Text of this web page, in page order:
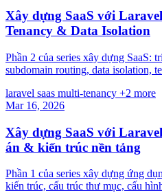
Xây dựng SaaS với
Tenancy & Data Isolation
Phần 2 của series xây dựng SaaS:
subdomain routing, data isolation,
laravel saas multi-tenancy +2 more
Mar 16, 2026
Xây dựng SaaS với
án & kiến trúc nền tảng
Phần 1 của series xây dựng ứng
kiến trúc, cấu trúc thư mục, cấu